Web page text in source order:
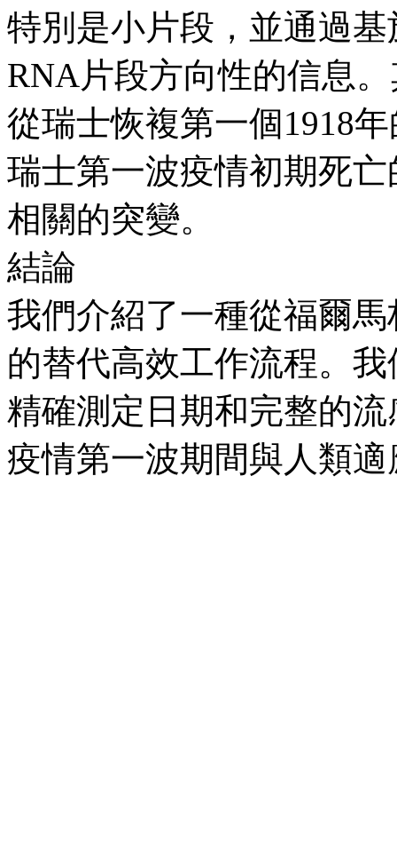
特別是小片段，並通過
RNA片段方向性的信息
從瑞士恢複第一個1918
瑞士第一波疫情初期死
相關的突變。
結論
我們介紹了一種從福爾
的替代高效工作流程。
精確測定日期和完整的
疫情第一波期間與人類